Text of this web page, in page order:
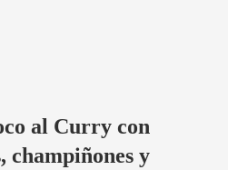
al Curry con
champiñones y